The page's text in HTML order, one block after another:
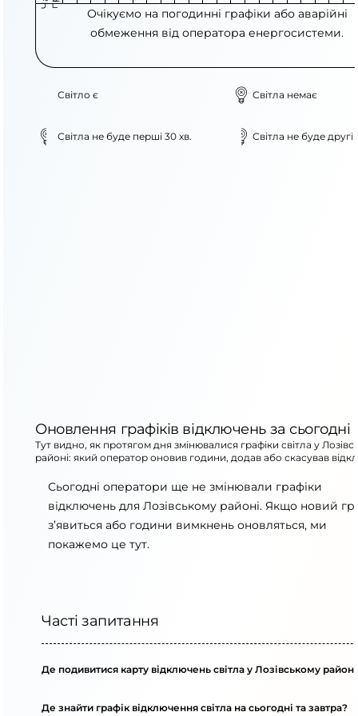
Очікуємо на погодинні графіки або аварійні
обмеження від оператора енергосистеми.
Світло є Світла немає
Світла не буде перші 30 хв. Світла не буде другі
Оновлення графіків відключень за сьогодні
Тут видно, як протягом дня змінювалися графіки світла у
районі: який оператор оновив години, додав або скасував
Сьогодні оператори ще не змінювали графіки
відключень для Лозівському районі. Якщо новий
з’явиться або години вимкнень оновляться, ми
покажемо це тут.
Часті запитання
Де подивитися карту відключень світла у Лозівському
Де знайти графік відключення світла на сьогодні та завтра?